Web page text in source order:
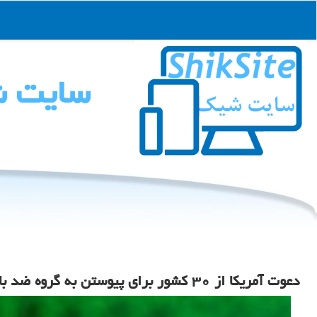
دعوت آمریکا از ۳۰ کشور برای پیوستن به گروه ضد باج افزاری